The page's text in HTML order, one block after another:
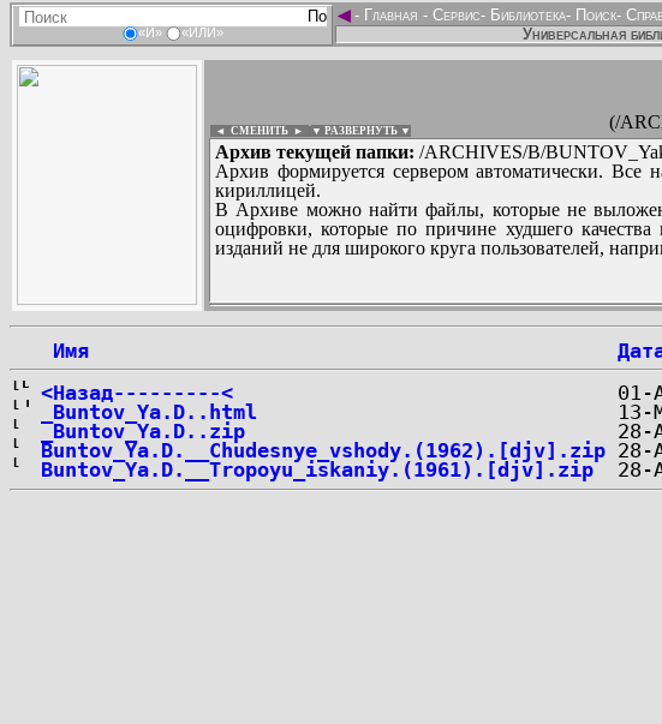
«И» «ИЛИ»
◄- Главная - Сервис- Библиотека- Поиск-
Универсальная
(/
◄ СМЕНИТЬ ► ▼ РАЗВЕРНУТЬ ▼
Архив текущей папки: /ARCHIVES/B/
Архив формируется сервером автоматически.
кириллицей.
В Архиве можно найти файлы, которые не
оцифровки, которые по причине худшего
изданий не для широкого круга пользователей,
...
Имя
<Назад---------<
_Buntov_Ya.D..html
_Buntov_Ya.D..zip
Buntov_Ya.D.__Chudesnye_vshody.(1962).[djv].zip
Buntov_Ya.D.__Tropoyu_iskaniy.(1961).[djv].zip